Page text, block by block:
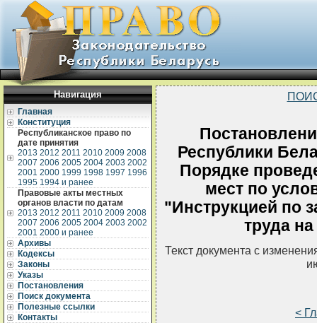
Навигация
Главная
Конституция
Республиканское право по
дате принятия
2013 2012 2011 2010 2009 2008
2007 2006 2005 2004 2003 2002
2001 2000 1999 1998 1997 1996
1995 1994 и ранее
Правовые акты местных
органов власти по датам
2013 2012 2011 2010 2009 2008
2007 2006 2005 2004 2003 2002
2001 2000 и ранее
Архивы
Кодексы
Законы
Указы
Постановления
Поиск документа
Полезные ссылки
Контакты
Республики
Порядке
мест по
"Инструкцией по
труда
Текст документа с
<